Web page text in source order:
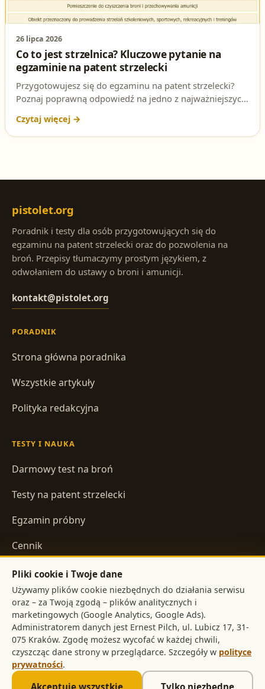
26 lipca 2026
Co to jest strzelnica? Kluczowe pytanie na
egzaminie na patent strzelecki
Przygotowujesz się do egzaminu na patent strzelecki?
Poznaj poprawną odpowiedź na jedno z najważniejszych
Wyjaśniamy, gdzie szukać przepisów i jak uniknąć
pułapek w pytaniach.
pistolet.org
Poradnik i testy dla osób przygotowujących się do
egzaminu na patent strzelecki oraz do pozwolenia na
broń. Przepisy tłumaczymy prostym językiem, z
odwołaniem do ustawy o broni i amunicji.
kontakt@pistolet.org
PORADNIK
Strona główna poradnika
Wszystkie artykuły
Polityka redakcyjna
TESTY I NAUKA
Darmowy test na broń
Testy na patent strzelecki
Egzamin próbny
Cennik
INFORMACJE
Regulamin
Polityka prywatności
©
. Treści mają charakter informacyjny i nie
Pliki cookie i Twoje dane
Używamy plików cookie niezbędnych do działania serwisu
oraz – za Twoją zgodą – plików analitycznych i
marketingowych (Google Analytics, Google Ads).
Administratorem danych jest
,
. Zgodę możesz wycofać w każdej chwili,
czyszcząc dane strony w przeglądarce. Szczegóły w polityce
prywatności.
Akceptuję wszystkie Tylko niezbędne